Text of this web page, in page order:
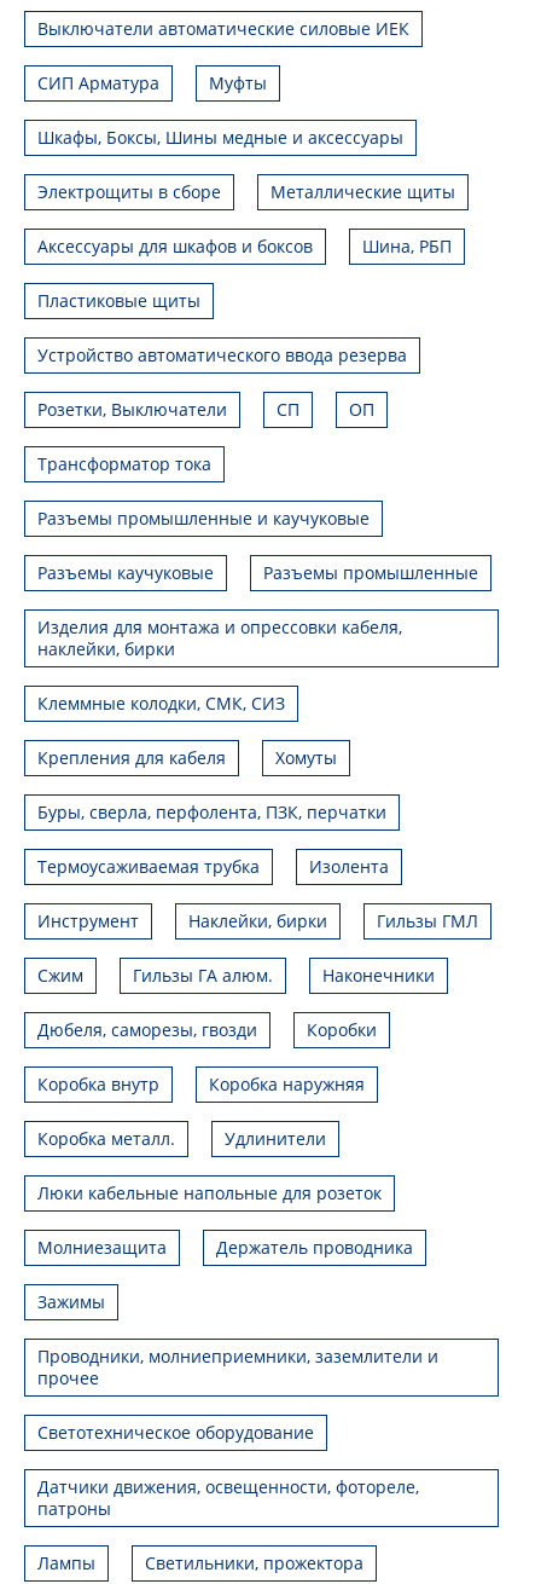
Выключатели автоматические силовые ИЕК
СИП Арматура Муфты
Шкафы, Боксы, Шины медные и аксессуары
Электрощиты в сборе Металлические щиты
Аксессуары для шкафов и боксов Шина, РБП
Пластиковые щиты
Устройство автоматического ввода резерва
Розетки, Выключатели СП ОП
Трансформатор тока
Разъемы промышленные и каучуковые
Разъемы каучуковые Разъемы промышленные
Изделия для монтажа и опрессовки кабеля,
наклейки, бирки
Клеммные колодки, СМК, СИЗ
Крепления для кабеля Хомуты
Буры, сверла, перфолента, ПЗК, перчатки
Термоусаживаемая трубка Изолента
Инструмент Наклейки, бирки Гильзы ГМЛ
Сжим Гильзы ГА алюм. Наконечники
Дюбеля, саморезы, гвозди Коробки
Коробка внутр Коробка наружняя
Коробка металл. Удлинители
Люки кабельные напольные для розеток
Молниезащита Держатель проводника
Зажимы
Проводники, молниеприемники, заземлители и
прочее
Светотехническое оборудование
Датчики движения, освещенности, фотореле,
патроны
Лампы Светильники, прожектора